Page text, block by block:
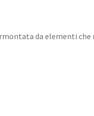
da elementi